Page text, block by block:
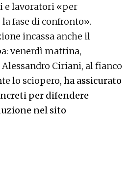
e lavoratori «per
fase di confronto».
incassa anche il
venerdì mattina,
Ciriani, al fianco
lo sciopero, ha assicurato
per difendere
nel sito